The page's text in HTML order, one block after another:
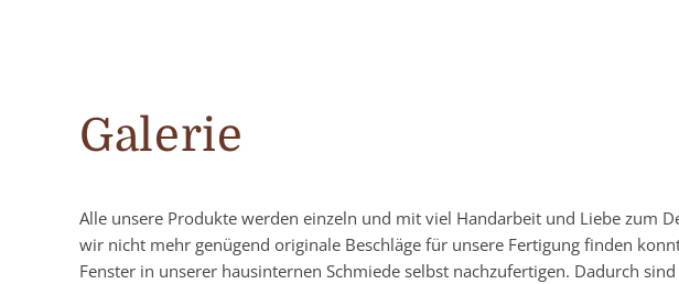
Galerie
Alle unsere Produkte werden einzeln und mit viel Handarbeit und Liebe zum
wir nicht mehr genügend originale Beschläge für unsere Fertigung finden
Fenster in unserer hausinternen Schmiede selbst nachzufertigen. Dadurch